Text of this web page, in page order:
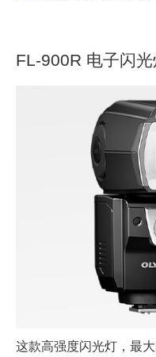
FL-900R 电子闪
这款高强度闪光灯，最